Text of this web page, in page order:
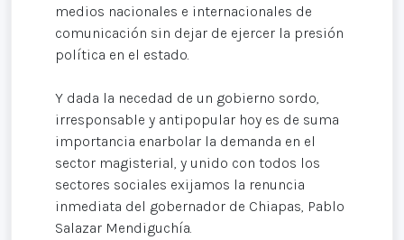
medios nacionales e internacionales de
comunicación sin dejar de ejercer la presión
política en el estado.
Y dada la necedad de un gobierno sordo,
irresponsable y antipopular hoy es de suma
importancia enarbolar la demanda en el
sector magisterial, y unido con todos los
sectores sociales exijamos la renuncia
inmediata del gobernador de Chiapas, Pablo
Salazar Mendiguchía.